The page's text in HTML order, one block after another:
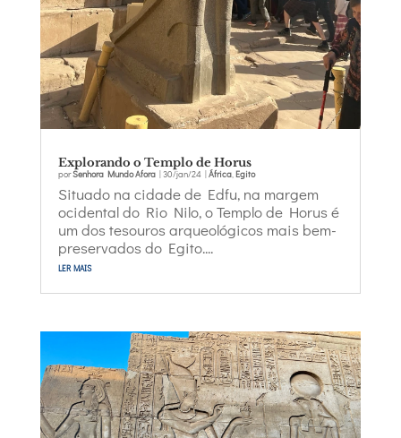
Explorando o Templo de Horus
porSenhora Mundo Afora| 30/jan/24| África, Egito
Situado na cidade de Edfu, na margem
ocidental do Rio Nilo, o Templo de Horus é
um dos tesouros arqueológicos mais bem-
preservados do Egito....
ler mais